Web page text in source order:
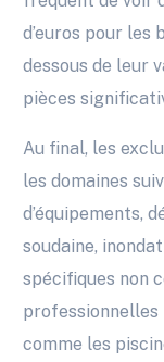
d’euros pour les
dessous de leur
pièces
Au final, les
les domaines
d’équipements,
soudaine,
spécifiques non
professionnelles
comme les